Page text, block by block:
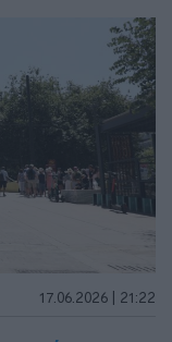
17.06.2026 | 21:22